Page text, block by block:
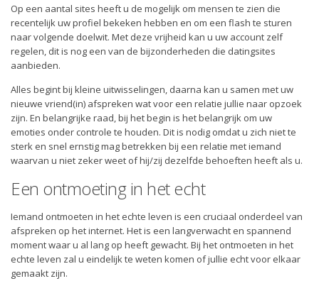
Op een aantal sites heeft u de mogelijk om mensen te zien die
recentelijk uw profiel bekeken hebben en om een flash te sturen
naar volgende doelwit. Met deze vrijheid kan u uw account zelf
regelen, dit is nog een van de bijzonderheden die datingsites
aanbieden.
Alles begint bij kleine uitwisselingen, daarna kan u samen met uw
nieuwe vriend(in) afspreken wat voor een relatie jullie naar opzoek
zijn. En belangrijke raad, bij het begin is het belangrijk om uw
emoties onder controle te houden. Dit is nodig omdat u zich niet te
sterk en snel ernstig mag betrekken bij een relatie met iemand
waarvan u niet zeker weet of hij/zij dezelfde behoeften heeft als u.
Een ontmoeting in het echt
Iemand ontmoeten in het echte leven is een cruciaal onderdeel van
afspreken op het internet. Het is een langverwacht en spannend
moment waar u al lang op heeft gewacht. Bij het ontmoeten in het
echte leven zal u eindelijk te weten komen of jullie echt voor elkaar
gemaakt zijn.